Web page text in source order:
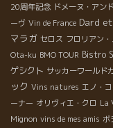
20周年記念 ドメーヌ・アン
ーヴ Vin de France Dard
マラガ セロス フロリアン
Ota-ku BMO TOUR Bistro
ゲシクト サッカーワールド
ック Vins natures エノ・
ーナー オリヴィエ・クロ La
Mignon vins de mes amis ボ